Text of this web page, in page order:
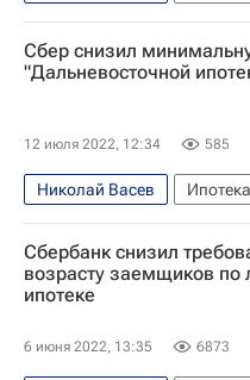
Сбер
ДомКлик
Сбер снизил
"Дальневосточной
12 июля 2022, 12:34 585
Николай Васев
Ипотека
Льготная ипотека
Сбербанк России
ДомКлик
Жилье
Сбербанк снизил
возрасту заемщиков по
ипотеке
6 июня 2022, 13:35 6873